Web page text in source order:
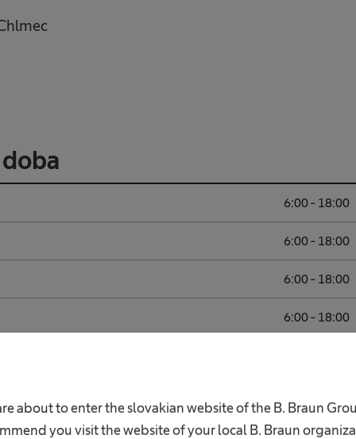
about to enter the slovakian website of the B. Braun
you visit the website of your local B. Braun
6:00 - 18:00
6:00 - 18:00
6:00 - 18:00
6:00 - 18:00
Zatvorené